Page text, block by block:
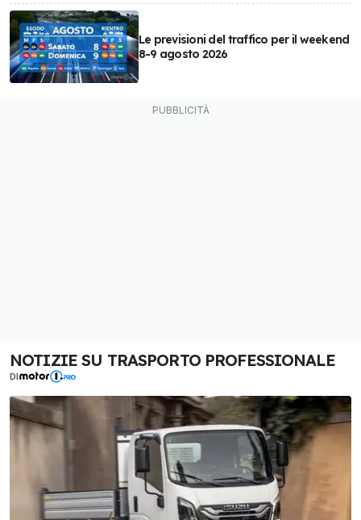
Le previsioni del traffico per il weekend
8-9 agosto 2026
NOTIZIE SU TRASPORTO PROFESSIONALE
DI